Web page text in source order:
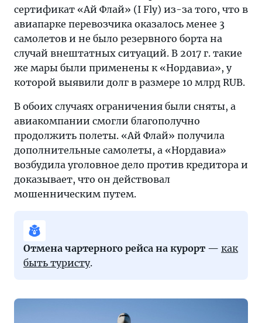
сертификат «Ай Флай» (I Fly) из-за того, что в
авиапарке перевозчика оказалось менее 3
самолетов и не было резервного борта на
случай внештатных ситуаций. В 2017 г. такие
же мары были применены к «Нордавиа», у
которой выявили долг в размере 10 млрд RUB.
В обоих случаях ограничения были сняты, а
авиакомпании смогли благополучно
продолжить полеты. «Ай Флай» получила
дополнительные самолеты, а «Нордавиа»
возбудила уголовное дело против кредитора и
доказывает, что он действовал
мошенническим путем.
Отмена чартерного рейса на курорт — как
быть туристу.